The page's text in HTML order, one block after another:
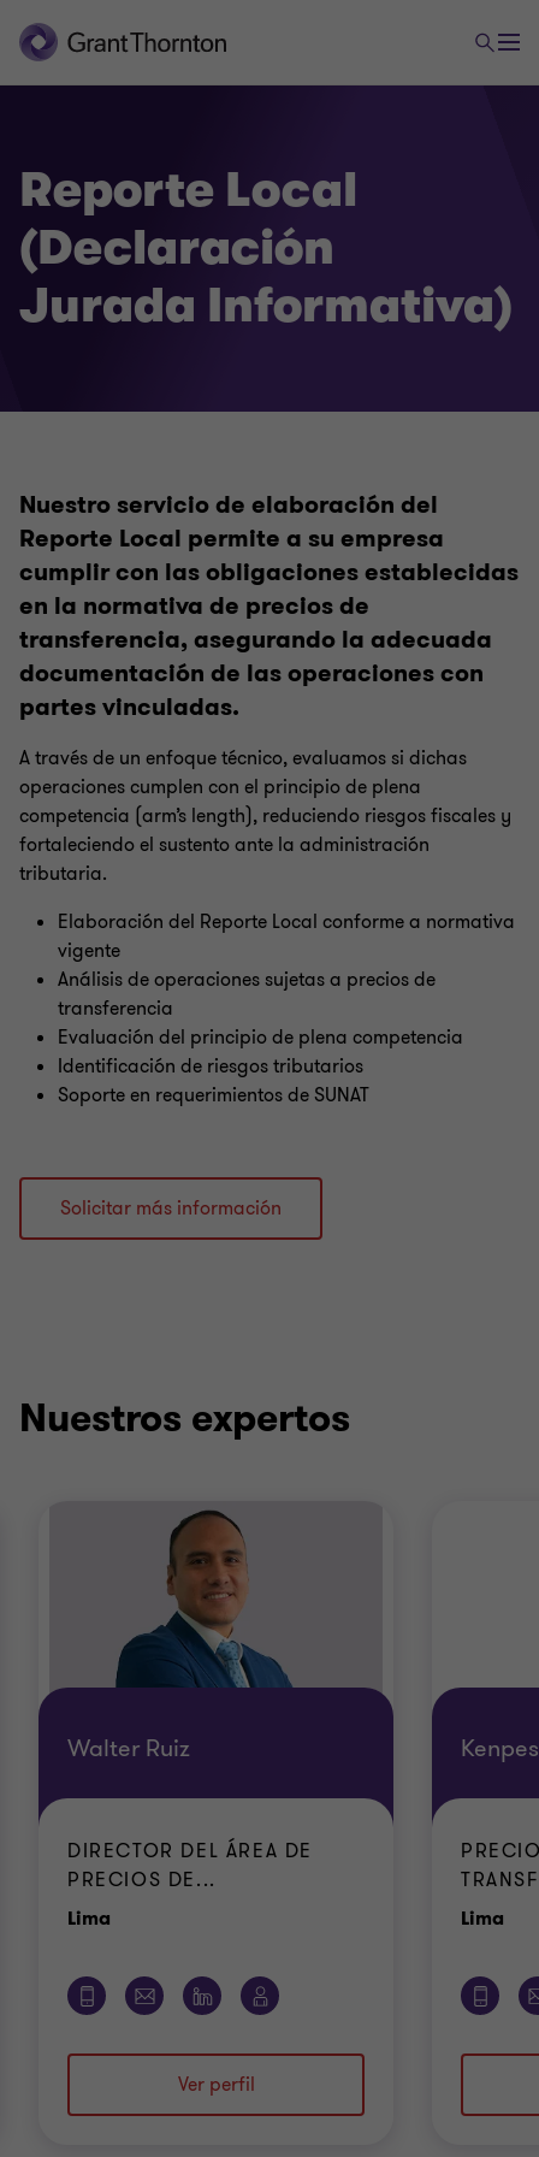
Reporte Local
(Declaración
Jurada Informativa)
Nuestro servicio de elaboración del
Reporte Local permite a su empresa
cumplir con las obligaciones establecidas
en la normativa de precios de
transferencia, asegurando la adecuada
documentación de las operaciones con
partes vinculadas.
A través de un enfoque técnico, evaluamos si dichas
operaciones cumplen con el principio de plena
competencia (arm’s length), reduciendo riesgos fiscales y
fortaleciendo el sustento ante la administración
tributaria.
Elaboración del Reporte Local conforme a normativa
vigente
Análisis de operaciones sujetas a precios de
transferencia
Evaluación del principio de plena competencia
Identificación de riesgos tributarios
Soporte en requerimientos de SUNAT
Solicitar más información
Nuestros expertos
Walter Ruiz
DIRECTOR DEL ÁREA DE
PRECIOS DE...
Lima
Ver perfil
Lima